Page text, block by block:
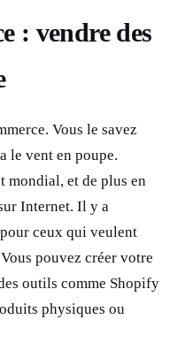
: vendre des
Vous le savez
le vent en poupe.
mondial, et de plus en
Internet. Il y a
ceux qui veulent
pouvez créer votre
outils comme Shopify
physiques ou